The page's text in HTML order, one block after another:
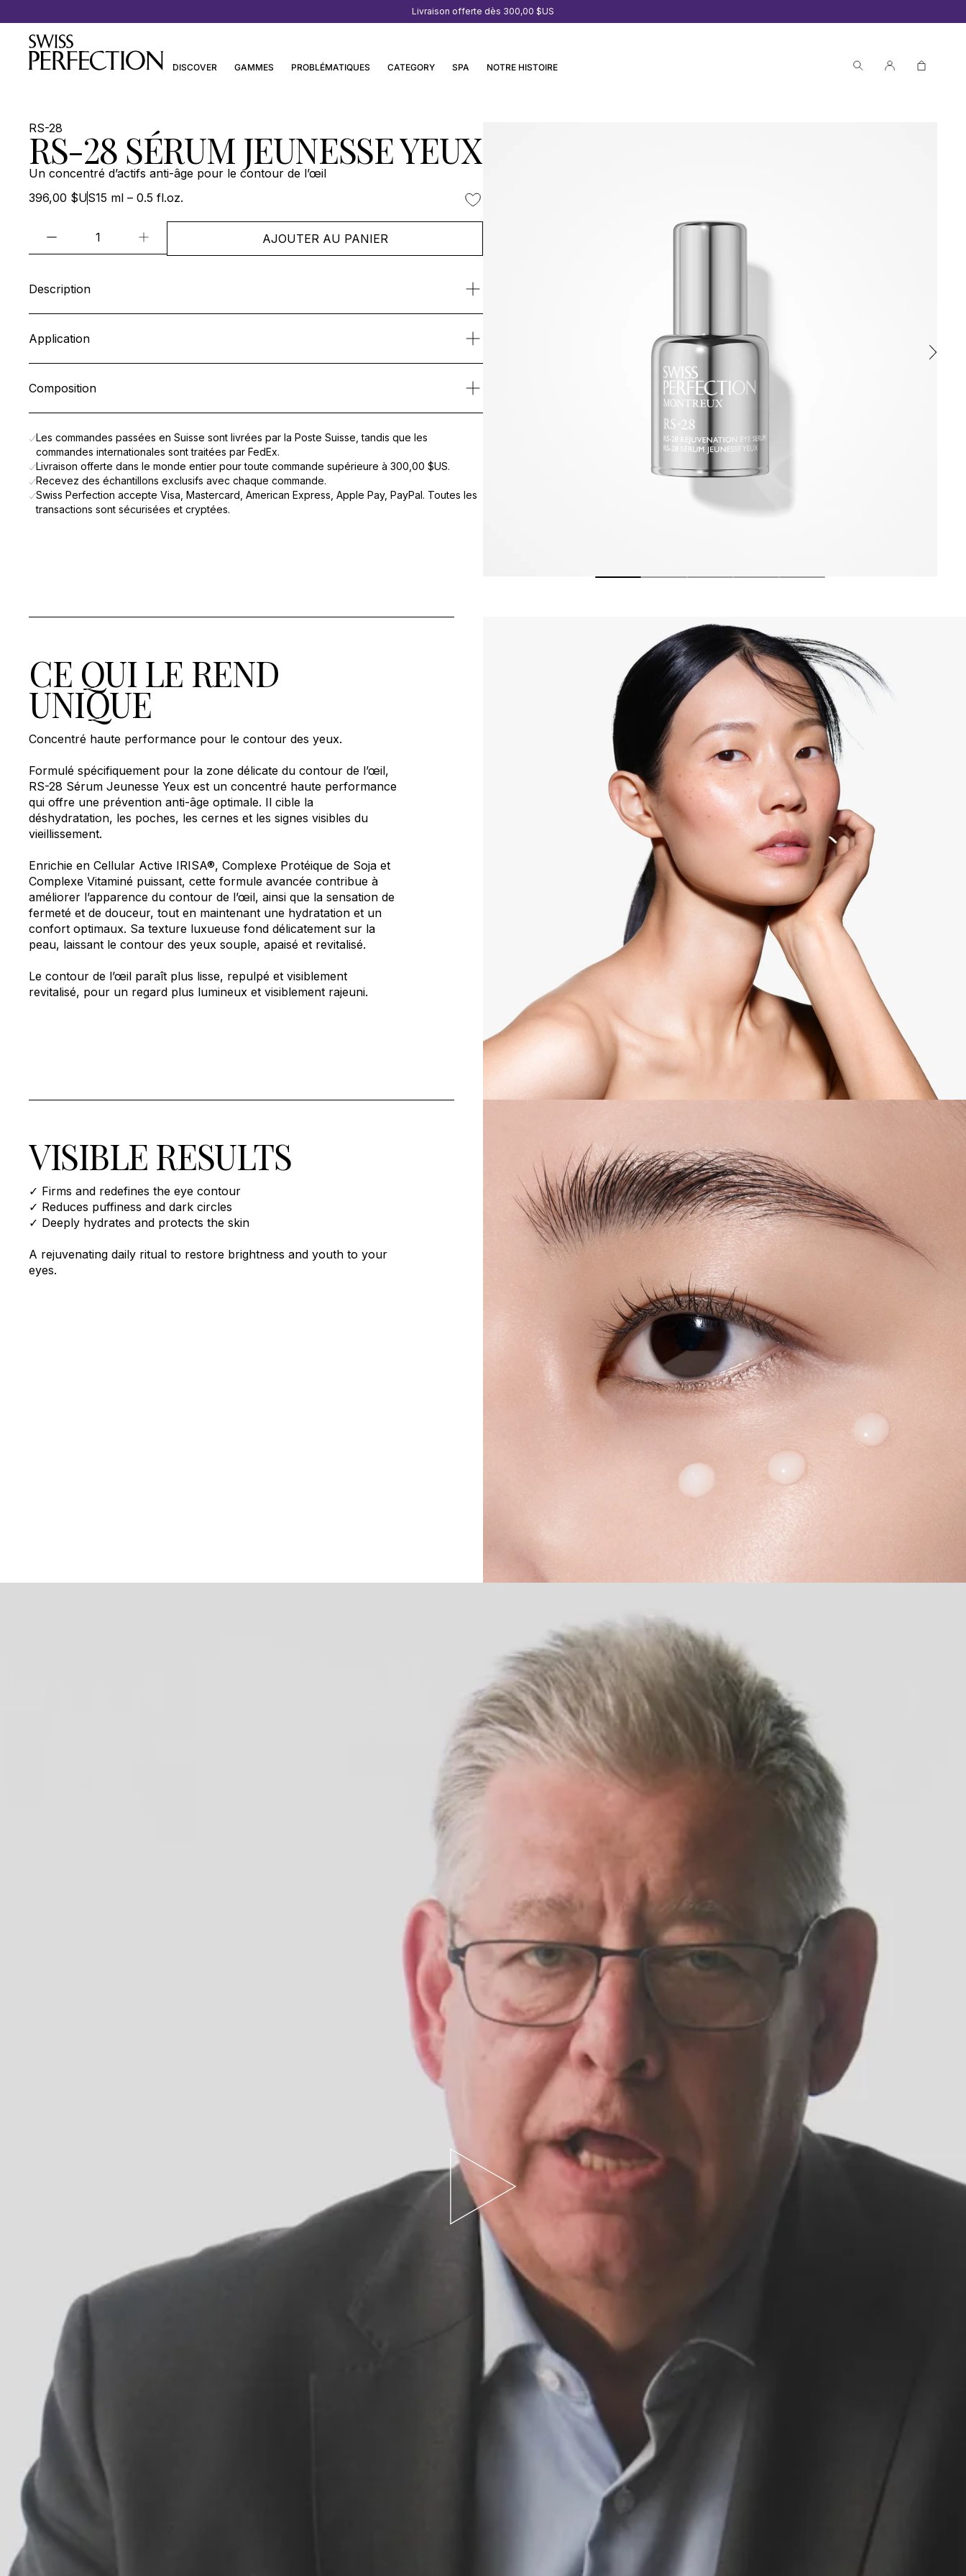
Livraison offerte dès 300,00 $US
DISCOVER GAMMES PROBLÉMATIQUES CATEGORY SPA NOTRE HISTOIRE
RS-28
RS-28 SÉRUM JEUNESSE YEUX
Un concentré d’actifs anti-âge pour le contour de l’œil
396,00 $US15 ml – 0.5 fl.oz.
AJOUTER AU PANIER
Description
est un concentré haute performance qui offre une prévention anti-âge optimale. Il cible la
Complexe Vitaminé puissant , cette formule avancée contribue à améliorer l’apparence du contour de l’œil, ainsi que la
Application
Composition
AQUA (WATER), BUTYLENE GLYCOL, GLYCERIN, POLYMETHYLSILSESQUIOXANE, CAPRYLIC/CAPRIC TRIGLYCERIDE, DIMETHICONE, PEG-8, PHENOXYETHANOL, SODIUM POLYACRYLATE,
Les commandes passées en Suisse sont livrées par la Poste Suisse, tandis que les
commandes internationales sont traitées par FedEx.
Livraison offerte dans le monde entier pour toute commande supérieure à 300,00 $US.
Recevez des échantillons exclusifs avec chaque commande.
Swiss Perfection accepte Visa, Mastercard, American Express, Apple Pay, PayPal. Toutes les
transactions sont sécurisées et cryptées.
CE QUI LE REND
UNIQUE
Concentré haute performance pour le contour des yeux.
Formulé spécifiquement pour la zone délicate du contour de l’œil,
RS-28 Sérum Jeunesse Yeux est un concentré haute performance
qui offre une prévention anti-âge optimale. Il cible la
déshydratation, les poches, les cernes et les signes visibles du
vieillissement.
Enrichie en Cellular Active IRISA®, Complexe Protéique de Soja et
Complexe Vitaminé puissant, cette formule avancée contribue à
améliorer l’apparence du contour de l’œil, ainsi que la sensation de
fermeté et de douceur, tout en maintenant une hydratation et un
confort optimaux. Sa texture luxueuse fond délicatement sur la
peau, laissant le contour des yeux souple, apaisé et revitalisé.
Le contour de l’œil paraît plus lisse, repulpé et visiblement
revitalisé, pour un regard plus lumineux et visiblement rajeuni.
VISIBLE RESULTS
✓ Firms and redefines the eye contour
✓ Reduces puffiness and dark circles
✓ Deeply hydrates and protects the skin
A rejuvenating daily ritual to restore brightness and youth to your
eyes.